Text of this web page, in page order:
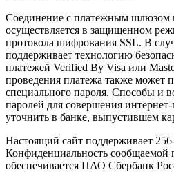
Соединение с платежным шлюзом
осуществляется в защищенном
протокола шифрования SSL. В
поддерживает технологию
платежей Verified By Visa или
проведения платежа также может
специального пароля. Способы и
паролей для совершения
уточнить в банке, выпустившем
Настоящий сайт поддерживает
Конфиденциальность сообщаемой
обеспечивается ПАО Сбербанк